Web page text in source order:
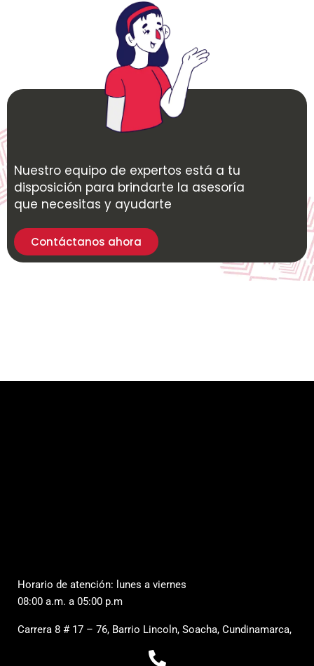
Nuestro equipo de expertos está a tu
disposición para brindarte la asesoría
que necesitas y ayudarte
Contáctanos ahora
Horario de atención: lunes a viernes
08:00 a.m. a 05:00 p.m
Carrera 8 # 17 – 76, Barrio Lincoln, Soacha, Cundinamarca,